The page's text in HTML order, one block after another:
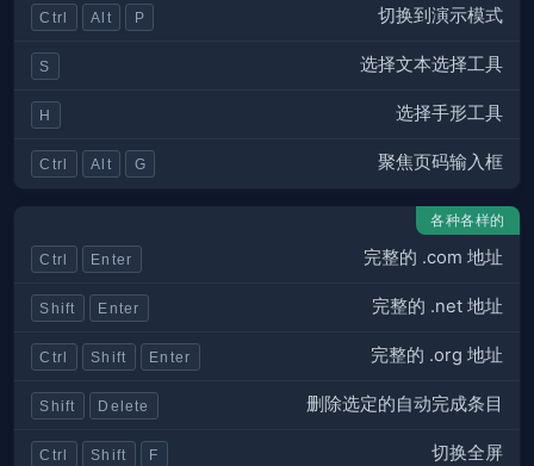
Ctrl Alt P 切换到演示模式
S 选择文本选择工具
H 选择手形工具
Ctrl Alt G 聚焦页码输入框
各种各样的
Ctrl Enter 完整的 .com 地址
Shift Enter 完整的 .net 地址
Ctrl Shift Enter 完整的 .org 地址
Shift Delete 删除选定的自动完成条目
Ctrl Shift F 切换全屏